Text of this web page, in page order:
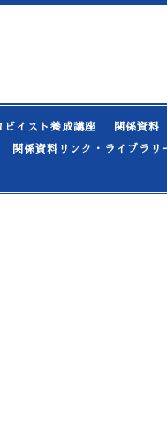
ビイスト養成講座 関係資料
関係資料リンク・ライブラリ